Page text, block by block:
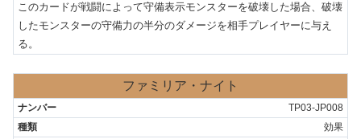
このカードが戦闘によって守備表示モンスターを破壊した場合、破壊
したモンスターの守備力の半分のダメージを相手プレイヤーに与え
る。
ファミリア・ナイト
TP03-JP008
効果